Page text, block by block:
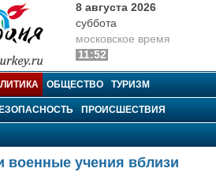
8 августа 2026
суббота
московское время
11:52
ОБЩЕСТВО ТУРИЗМ
ПРОИСШЕСТВИЯ
военные учения вблизи